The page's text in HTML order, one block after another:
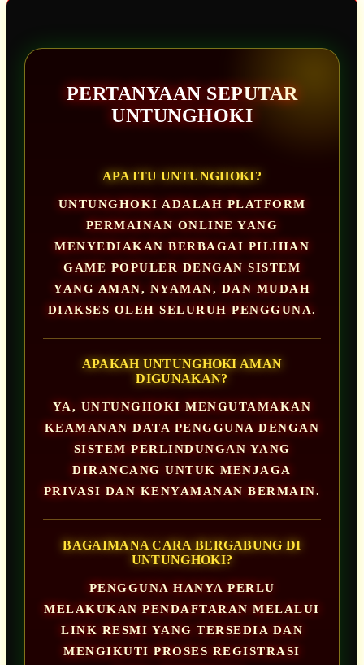
PERTANYAAN SEPUTAR
UNTUNGHOKI
APA ITU UNTUNGHOKI?
UNTUNGHOKI ADALAH PLATFORM
PERMAINAN ONLINE YANG
MENYEDIAKAN BERBAGAI PILIHAN
GAME POPULER DENGAN SISTEM
YANG AMAN, NYAMAN, DAN MUDAH
DIAKSES OLEH SELURUH PENGGUNA.
APAKAH UNTUNGHOKI AMAN
DIGUNAKAN?
YA, UNTUNGHOKI MENGUTAMAKAN
KEAMANAN DATA PENGGUNA DENGAN
SISTEM PERLINDUNGAN YANG
DIRANCANG UNTUK MENJAGA
PRIVASI DAN KENYAMANAN BERMAIN.
BAGAIMANA CARA BERGABUNG DI
UNTUNGHOKI?
PENGGUNA HANYA PERLU
MELAKUKAN PENDAFTARAN MELALUI
LINK RESMI YANG TERSEDIA DAN
MENGIKUTI PROSES REGISTRASI